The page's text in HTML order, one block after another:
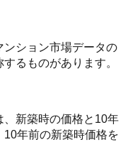
ション市場データの
するものがあります。
、新築時の価格と10年
年前の新築時価格を